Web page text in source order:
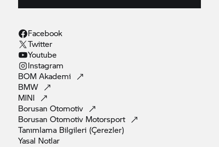
Facebook
Twitter
Youtube
Instagram
BOMAkademi
BMW
MINI
BorusanOtomotiv
Borusan Otomotiv Motorsport
Tanımlama Bilgileri (Çerezler)
Yasal Notlar